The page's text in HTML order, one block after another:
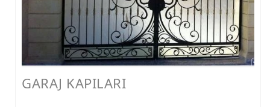
DEMİR MERDİVEN MODELLERİ
FERFORJE PERGOLA & FERFORJE SUNDURMA
FERFORJE ÇARDAK VE KAMELYA MODELLERİ
FERFORJE PENCERE KORKULUK MODELLERİ
GARAJ KAPILARI